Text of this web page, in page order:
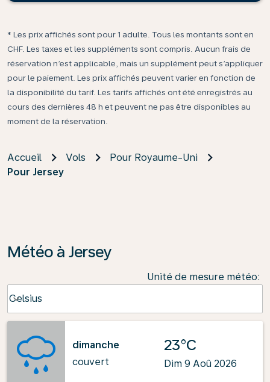
* Les prix affichés sont pour 1 adulte. Tous les montants sont en
CHF. Les taxes et les suppléments sont compris. Aucun frais de
réservation n’est applicable, mais un supplément peut s’appliquer
pour le paiement. Les prix affichés peuvent varier en fonction de
la disponibilité du tarif. Les tarifs affichés ont été enregistrés au
cours des dernières 48 h et peuvent ne pas être disponibles au
moment de la réservation.
Accueil Vols
Pour Royaume-Uni
Pour Jersey
Météo à Jersey
Unité de mesure météo:
Celsius
keyboard_arrow_down
dimanche
couvert
23°C
Dim 9 Aoû 2026